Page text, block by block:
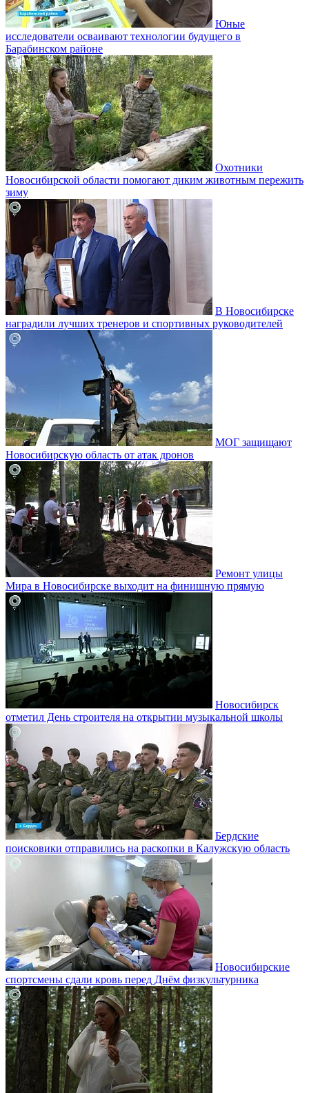
Юные
исследователи осваивают технологии будущего в
Барабинском районе
Охотники
Новосибирской области помогают диким животным пережить
зиму
В Новосибирске
наградили лучших тренеров и спортивных руководителей
МОГ защищают
Новосибирскую область от атак дронов
Ремонт улицы
Мира в Новосибирске выходит на финишную прямую
Новосибирск
отметил День строителя на открытии музыкальной школы
Бердские
поисковики отправились на раскопки в Калужскую область
Новосибирские
спортсмены сдали кровь перед Днём физкультурника